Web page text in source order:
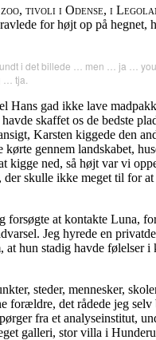
tivoli i Odense, i
for højt op på hegnet,
i det billede … men … ja … you
… tja.
gad ikke lave
skaffet os de bedste
Karsten kiggede den
kørte gennem landskabet,
ned, så højt var vi
skulle ikke meget til for at
forsøgte at kontakte
Jeg hyrede en
hun stadig havde
steder, mennesker,
det rådede jeg
fra et analyseinstitut,
galleri, stor villa i